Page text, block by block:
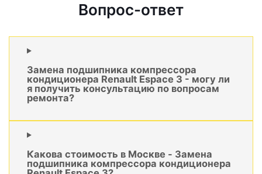
Вопрос-ответ
Замена подшипника компрессора
кондиционера Renault Espace 3 - могу ли
я получить консультацию по вопросам
ремонта?
Какова стоимость в Москве - Замена
подшипника компрессора кондиционера